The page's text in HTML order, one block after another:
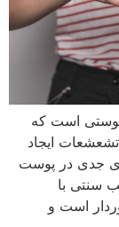
است که
ایجاد
جدی در پوست
سنتی با
است و